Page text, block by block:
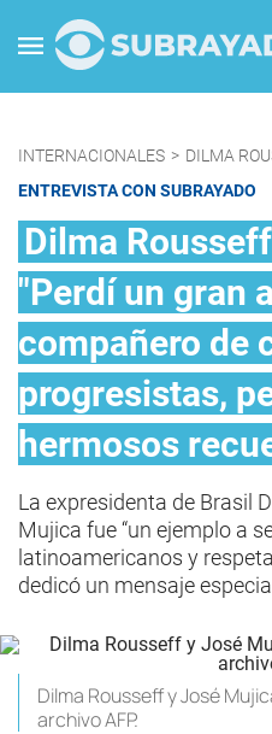
INTERNACIONALES > DILMA
ENTREVISTA CON SUBRAYADO
Dilma
"Perdí un gran
compañero de
progresistas,
hermosos
La expresidenta de Brasil
Mujica fue “un ejemplo a
latinoamericanos y
dedicó un mensaje
Dilma Rousseff y José
archivo AFP.